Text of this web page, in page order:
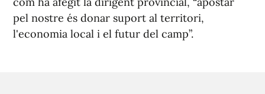
pel nostre és donar suport al territori,
l'economia local i el futur del camp”.